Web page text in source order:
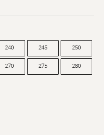
240 245 250
270 275 280